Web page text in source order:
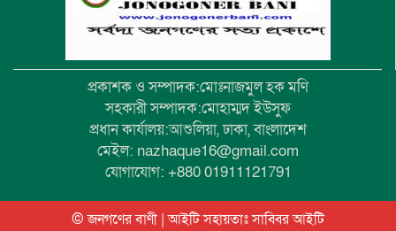
প্রকাশক ও সম্পাদক:মোঃনাজমুল হক মণি
সহকারী সম্পাদক:মোহাম্মদ ইউসুফ
প্রধান কার্যালয়:আশুলিয়া, ঢাকা, বাংলাদেশ
মেইল: nazhaque16@gmail.com
যোগাযোগ: +880 01911121791
© জনগণের বাণী | আইটি সহায়তাঃসাব্বির আইটি